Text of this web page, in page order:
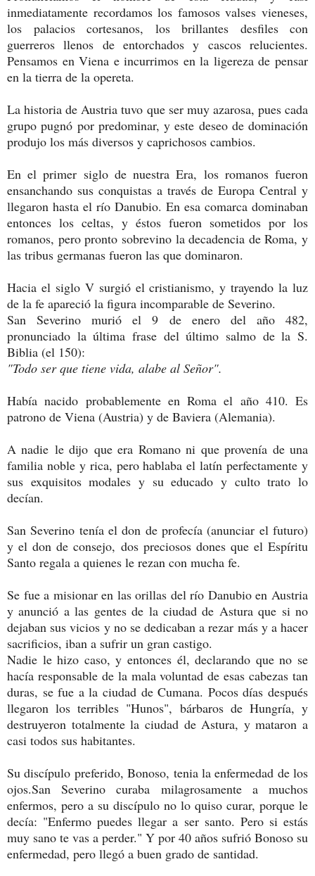
inmediatamente recordamos los famosos valses vieneses,
los palacios cortesanos, los brillantes desfiles con
guerreros llenos de entorchados y cascos relucientes.
Pensamos en Viena e incurrimos en la ligereza de pensar
en la tierra de la opereta.
La historia de Austria tuvo que ser muy azarosa, pues cada
grupo pugnó por predominar, y este deseo de dominación
produjo los más diversos y caprichosos cambios.
En el primer siglo de nuestra Era, los romanos fueron
ensanchando sus conquistas a través de Europa Central y
llegaron hasta el río Danubio. En esa comarca dominaban
entonces los celtas, y éstos fueron sometidos por los
romanos, pero pronto sobrevino la decadencia de Roma, y
las tribus germanas fueron las que dominaron.
Hacia el siglo V surgió el cristianismo, y trayendo la luz
de la fe apareció la figura incomparable de Severino.
San Severino murió el 9 de enero del año 482,
pronunciado la última frase del último salmo de la S.
Biblia (el 150):
"Todo ser que tiene vida, alabe al Señor".
Había nacido probablemente en Roma el año 410. Es
patrono de Viena (Austria) y de Baviera (Alemania).
A nadie le dijo que era Romano ni que provenía de una
familia noble y rica, pero hablaba el latín perfectamente y
sus exquisitos modales y su educado y culto trato lo
decían.
San Severino tenía el don de profecía (anunciar el futuro)
y el don de consejo, dos preciosos dones que el Espíritu
Santo regala a quienes le rezan con mucha fe.
Se fue a misionar en las orillas del río Danubio en Austria
y anunció a las gentes de la ciudad de Astura que si no
dejaban sus vicios y no se dedicaban a rezar más y a hacer
sacrificios, iban a sufrir un gran castigo.
Nadie le hizo caso, y entonces él, declarando que no se
hacía responsable de la mala voluntad de esas cabezas tan
duras, se fue a la ciudad de Cumana. Pocos días después
llegaron los terribles "Hunos", bárbaros de Hungría, y
destruyeron totalmente la ciudad de Astura, y mataron a
casi todos sus habitantes.
Su discípulo preferido, Bonoso, tenia la enfermedad de los
ojos.San Severino curaba milagrosamente a muchos
enfermos, pero a su discípulo no lo quiso curar, porque le
decía: "Enfermo puedes llegar a ser santo. Pero si estás
muy sano te vas a perder." Y por 40 años sufrió Bonoso su
enfermedad, pero llegó a buen grado de santidad.